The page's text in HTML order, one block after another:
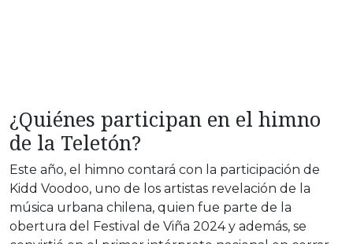
¿Quiénes participan en el himno
de la Teletón?
Este año, el himno contará con la participación de
Kidd Voodoo, uno de los artistas revelación de la
música urbana chilena, quien fue parte de la
obertura del Festival de Viña 2024 y además, se